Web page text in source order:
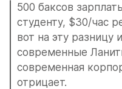
500 баксов
студенту, $30/час
вот на эту разницу
современные
современная
отрицает.